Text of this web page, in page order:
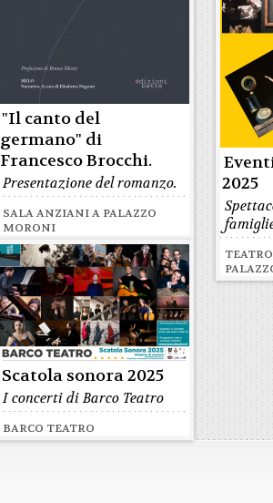
"Il canto del
germano" di
Francesco Brocchi.
Presentazione del romanzo.
SALA ANZIANI A PALAZZO
MORONI
2025
Scatola sonora 2025
I concerti di Barco Teatro
BARCO TEATRO